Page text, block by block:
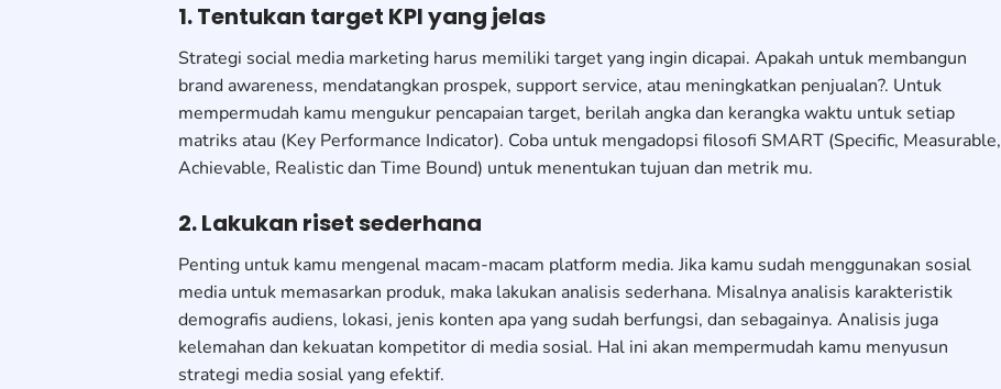
1. Tentukan target KPI yang jelas
Strategi social media marketing harus memiliki target yang ingin dicapai. Apakah untuk membangun
brand awareness, mendatangkan prospek, support service, atau meningkatkan penjualan?. Untuk
mempermudah kamu mengukur pencapaian target, berilah angka dan kerangka waktu untuk setiap
matriks atau (Key Performance Indicator). Coba untuk mengadopsi filosofi SMART (Specific, Measurable,
Achievable, Realistic dan Time Bound) untuk menentukan tujuan dan metrik mu.
2. Lakukan riset sederhana
Penting untuk kamu mengenal macam-macam platform media. Jika kamu sudah menggunakan sosial
media untuk memasarkan produk, maka lakukan analisis sederhana. Misalnya analisis karakteristik
demografis audiens, lokasi, jenis konten apa yang sudah berfungsi, dan sebagainya. Analisis juga
kelemahan dan kekuatan kompetitor di media sosial. Hal ini akan mempermudah kamu menyusun
strategi media sosial yang efektif.